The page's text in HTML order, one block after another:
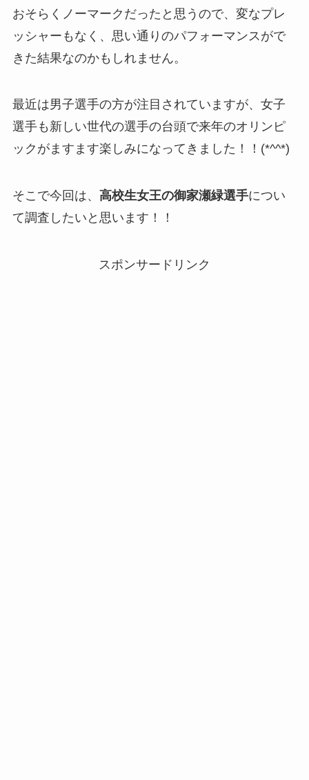
おそらくノーマークだったと思うので、変なプレ
ッシャーもなく、思い通りのパフォーマンスがで
きた結果なのかもしれません。
最近は男子選手の方が注目されていますが、女子
選手も新しい世代の選手の台頭で来年のオリンピ
ックがますます楽しみになってきました！！(*^^*)
そこで今回は、 高校生女王の御家瀬緑選手につい
て調査したいと思います！！
スポンサードリンク